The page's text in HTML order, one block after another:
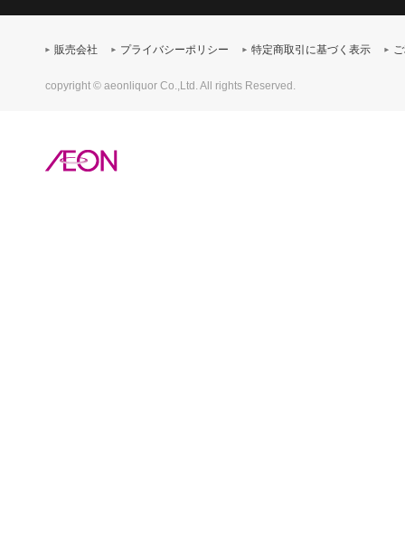
販売会社 プライバシーポリシー 特定商取引に基づく表示
copyright © aeonliquor Co.,Ltd. All rights Reserved.